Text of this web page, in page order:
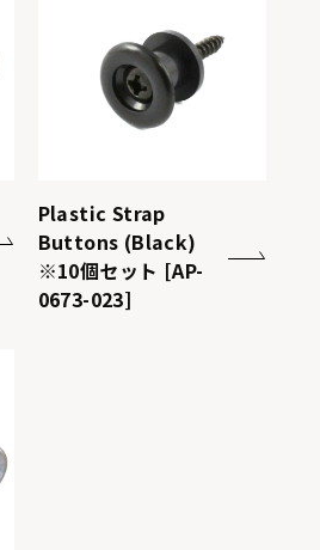
Plastic Strap
Buttons (Black)
※10個セット [AP-
0673-023]